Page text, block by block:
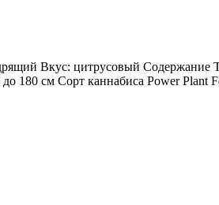
Вкус: цитрусовый
до 180 см Сорт каннабиса Power